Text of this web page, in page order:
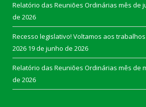
Relatório das Reuniões Ordinárias mês de
de 2026
Recesso legislativo! Voltamos aos
2026 19 de junho de 2026
Relatório das Reuniões Ordinárias mês de
de 2026